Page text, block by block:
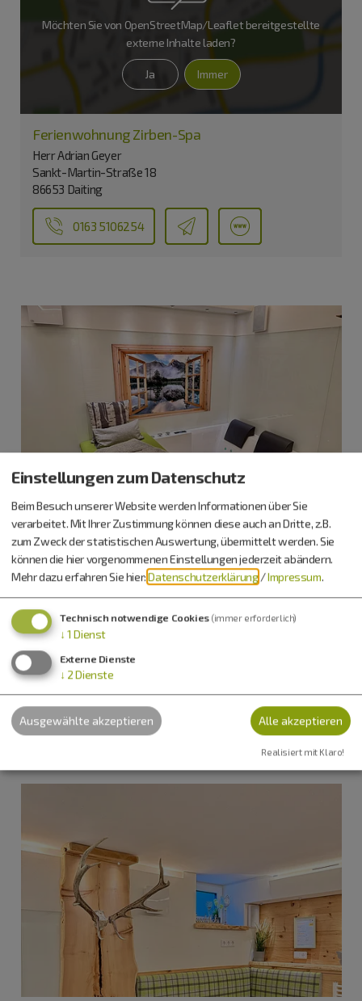
Möchten Sie von OpenStreetMap/Leafletbereitgestellte
externe Inhalte laden?
Ja Immer
Ferienwohnung Zirben-Spa
Herr Adrian Geyer
Sankt-Martin-Straße 18
86653 Daiting
0163 5106254
Einstellungen zum Datenschutz
Beim Besuch unserer Website werden Informationen über Sie
verarbeitet. Mit Ihrer Zustimmung können diese auch an Dritte, z.B.
zum Zweck der statistischen Auswertung, übermittelt werden. Sie
können die hier vorgenommenen Einstellungen jederzeit abändern.
Mehr dazu erfahren Sie hier:Datenschutzerklärung /Impressum.
Technisch notwendige Cookies (immer erforderlich)
↓ 1 Dienst
Externe Dienste
↓ 2 Dienste
Ausgewählte akzeptieren Alle akzeptieren
Realisiert mit Klaro!